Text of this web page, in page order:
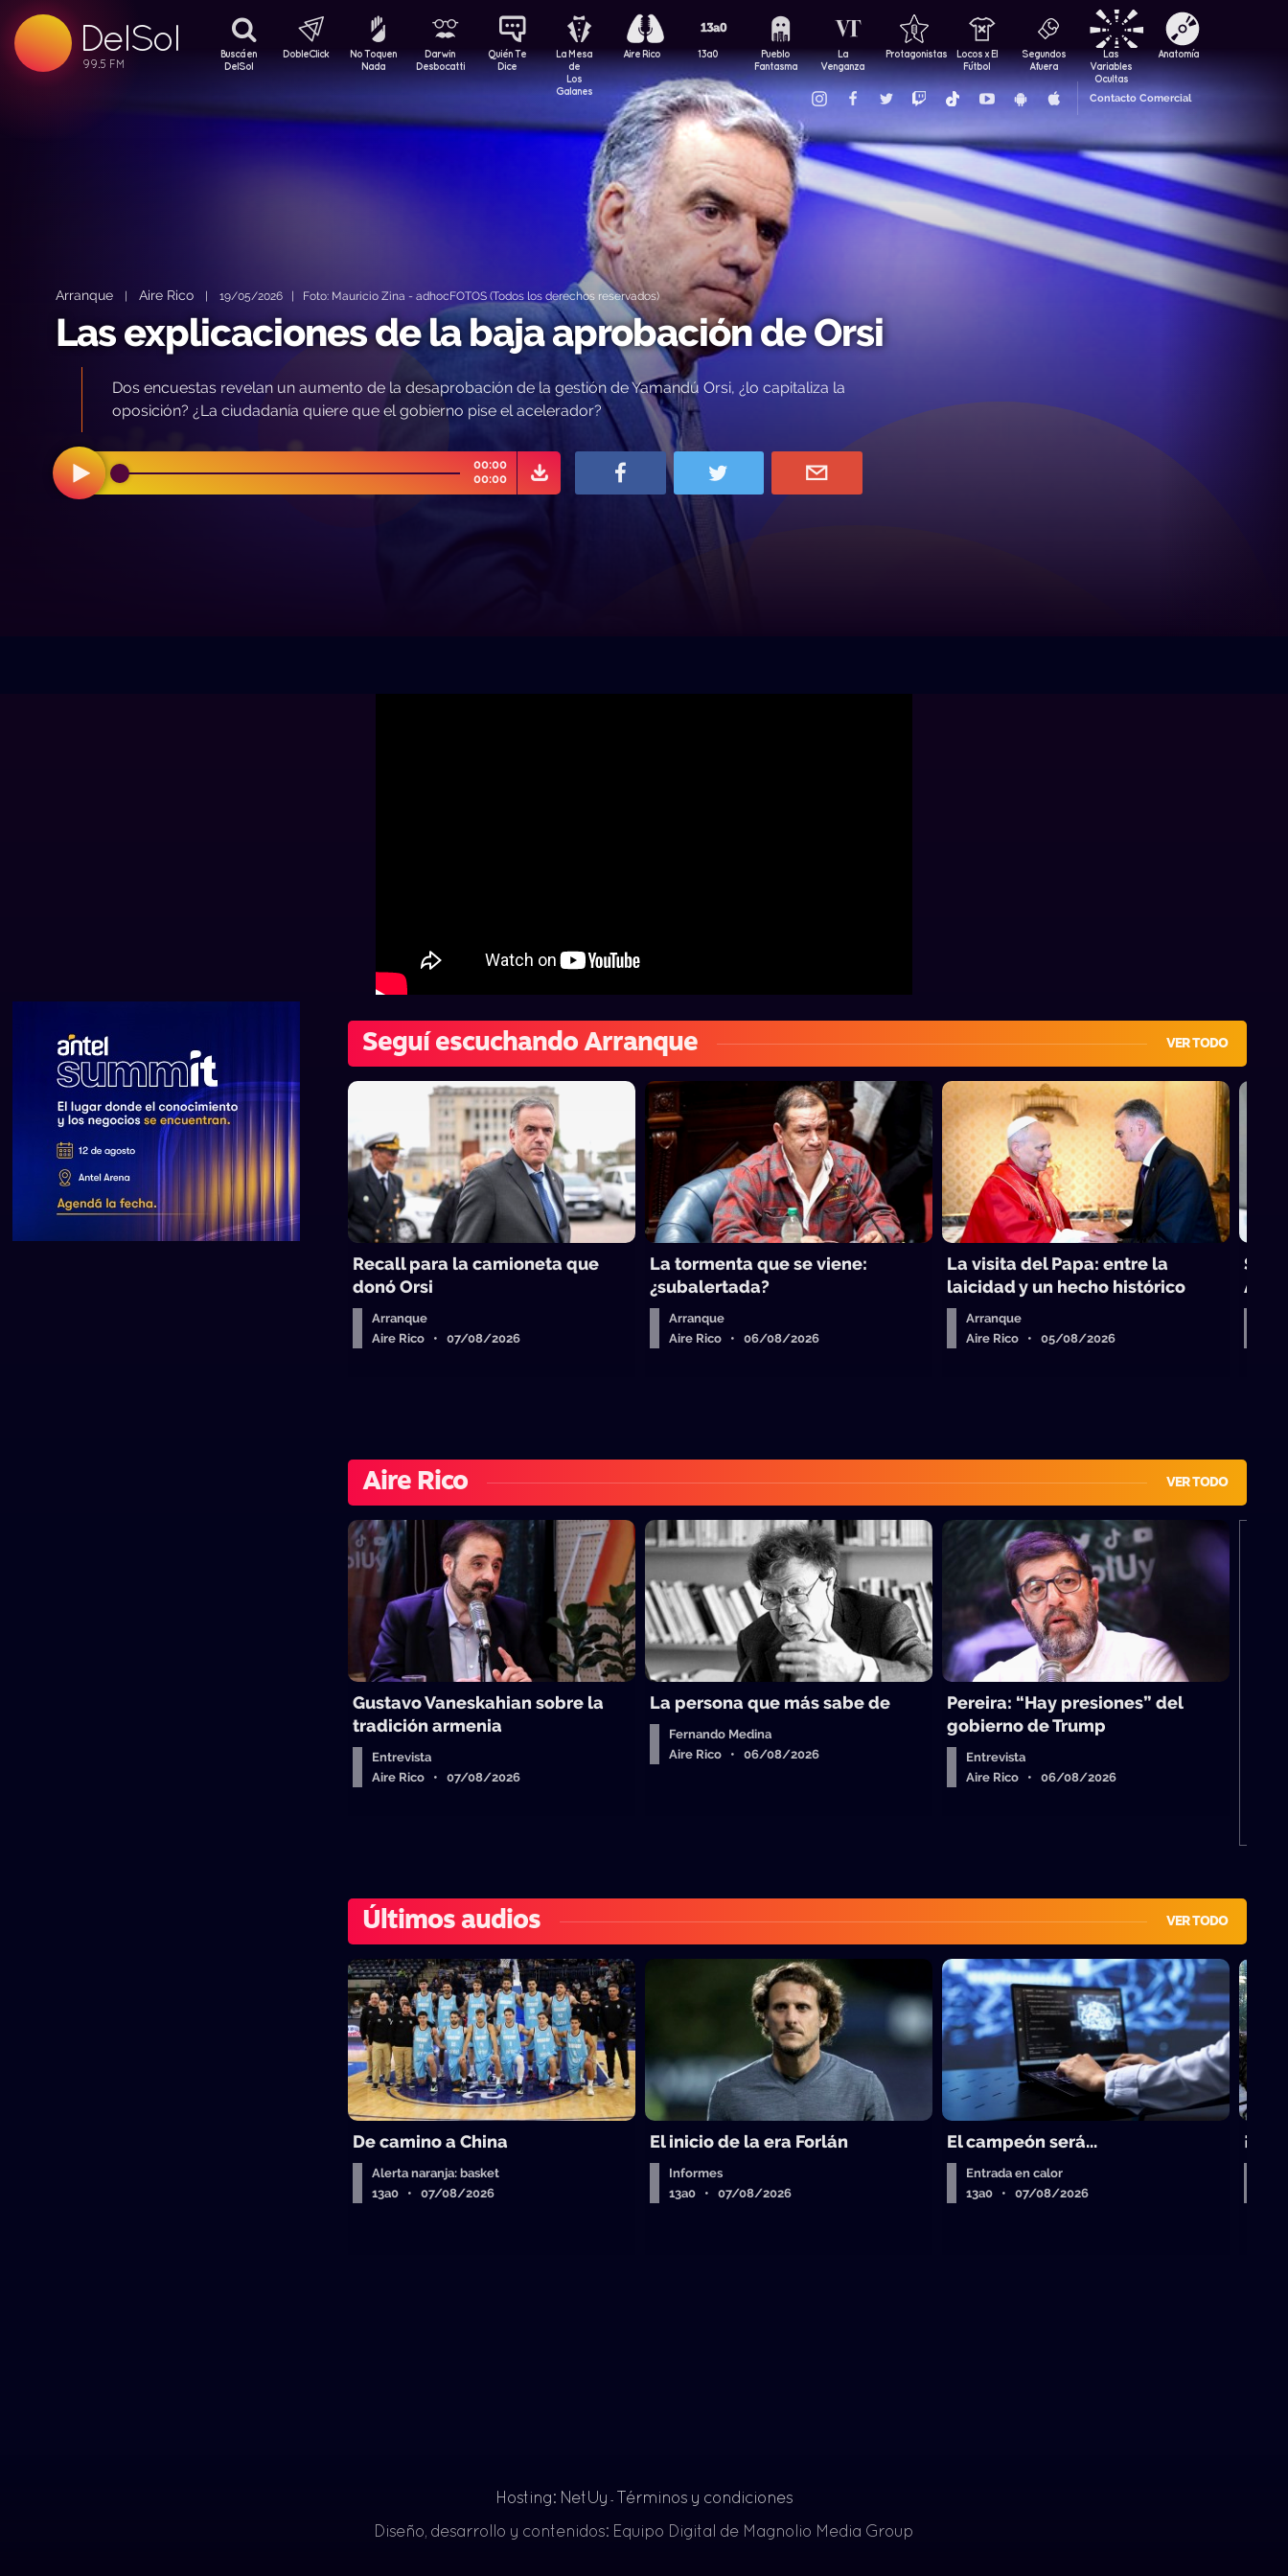
DelSol
99.5 FM
99.5 FM
99.5 FM
Buscá en
DelSol
DobleClick
No Toquen
Nada
Darwin
Desbocatti
Quién Te
Dice
La Mesa
de
Los
Galanes
Aire Rico 13a0
Pueblo
Fantasma
La
Venganza
Protagonistas
Locos x El
Fútbol
Segundos
Afuera
Las
Variables
Ocultas
Anatomía
Contacto Comercial
Arranque| Aire Rico | 19/05/2026 | Foto: Mauricio Zina - adhocFOTOS (Todos los derechos reservados)
Las explicaciones de la baja aprobación de Orsi
Dos encuestas revelan un aumento de la desaprobación de la gestión de Yamandú Orsi, ¿lo capitaliza la
oposición? ¿La ciudadanía quiere que el gobierno pise el acelerador?
00:00
00:00
Seguí escuchando Arranque VER TODO
Recall para la camioneta que
donó Orsi
Arranque
Aire Rico • 07/08/2026
La tormenta que se viene:
¿subalertada?
Arranque
Aire Rico • 06/08/2026
La visita del Papa: entre la
laicidad y un hecho histórico
Arranque
Aire Rico • 05/08/2026
Se
Aire Rico VER TODO
Gustavo Vaneskahian sobre la
tradición armenia
Entrevista
Aire Rico • 07/08/2026
La persona que más sabe de
Fernando Medina
Aire Rico • 06/08/2026
Pereira: “Hay presiones” del
gobierno de Trump
Entrevista
Aire Rico • 06/08/2026
Últimos audios VER TODO
De camino a China
Alerta naranja: basket
13a0 • 07/08/2026
El inicio de la era Forlán
Informes
13a0 • 07/08/2026
El campeón será...
Entrada en calor
13a0 • 07/08/2026
Hosting: NetUy - Términos y condiciones
Diseño, desarrollo y contenidos: Equipo Digital de Magnolio Media Group